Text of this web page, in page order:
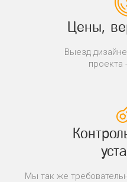
Цены,
Выезд
проекта
Мы так же